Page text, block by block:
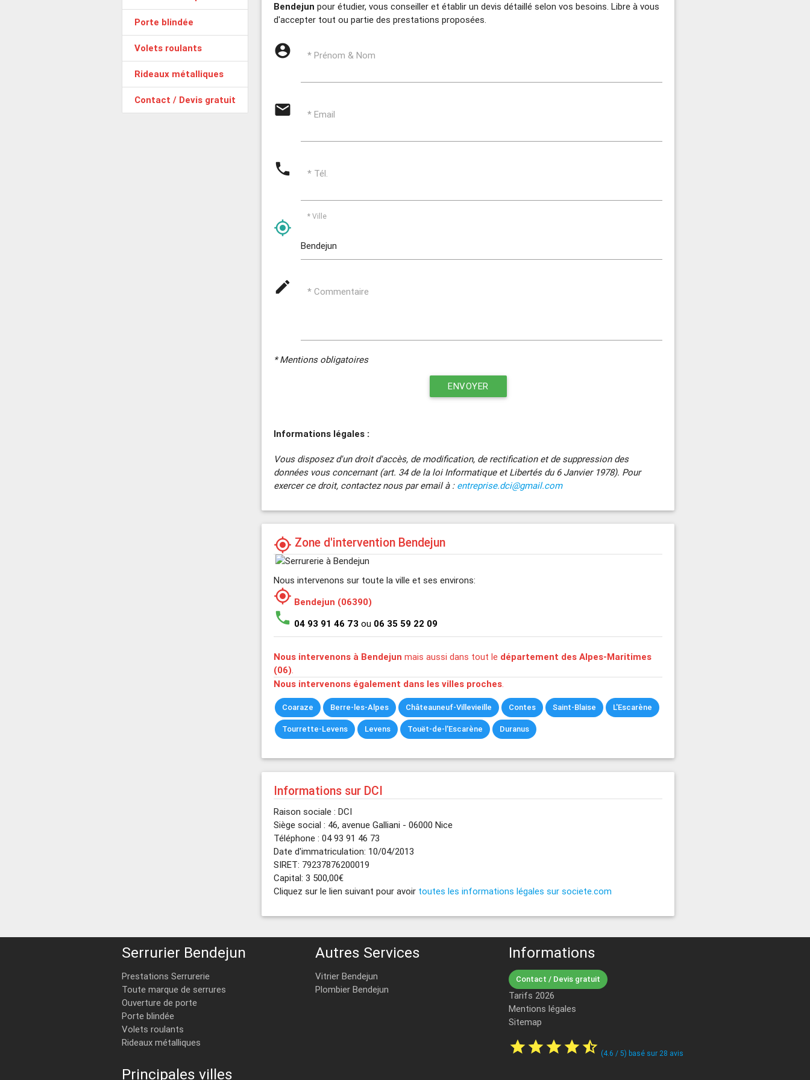
Porte blindée
Volets roulants
Rideaux métalliques
Contact / Devis gratuit
Bendejun pour étudier, vous conseiller et établir un devis détaillé selon vos besoins. Libre à vous
d'accepter tout ou partie des prestations proposées.
account_circle * Prénom & Nom
email * Email
phone * Tél.
my_location
* Ville
mode_edit * Commentaire
* Mentions obligatoires
ENVOYER
Informations légales :
Vous disposez d'un droit d'accès, de modification, de rectification et de suppression des
données vous concernant (art. 34 de la loi Informatique et Libertés du 6 Janvier 1978). Pour
exercer ce droit, contactez nous par email à : entreprise.dci@gmail.com
my_location Zone d'intervention Bendejun
Nous intervenons sur toute la ville et ses environs:
my_location Bendejun (06390)
phone 04 93 91 46 73 ou 06 35 59 22 09
Nous intervenons à Bendejun mais aussi dans tout le département des Alpes-Maritimes
(06).
Nous intervenons également dans les villes proches.
Coaraze Berre-les-Alpes Châteauneuf-Villevieille Contes Saint-Blaise L'Escarène
Tourrette-Levens Levens Touët-de-l'Escarène Duranus
Informations sur DCI
Raison sociale : DCI
Siège social : 46, avenue Galliani - 06000 Nice
Téléphone : 04 93 91 46 73
Date d'immatriculation: 10/04/2013
SIRET: 79237876200019
Capital: 3 500,00€
Cliquez sur le lien suivant pour avoir toutes les informations légales sur societe.com
Serrurier Bendejun
Prestations Serrurerie
Toute marque de serrures
Ouverture de porte
Porte blindée
Volets roulants
Rideaux métalliques
Autres Services
Vitrier Bendejun
Plombier Bendejun
Informations
Contact / Devis gratuit
Tarifs 2026
Mentions légales
Sitemap
star star star star star_half (4.6 / 5) basé sur 28 avis
Principales villes